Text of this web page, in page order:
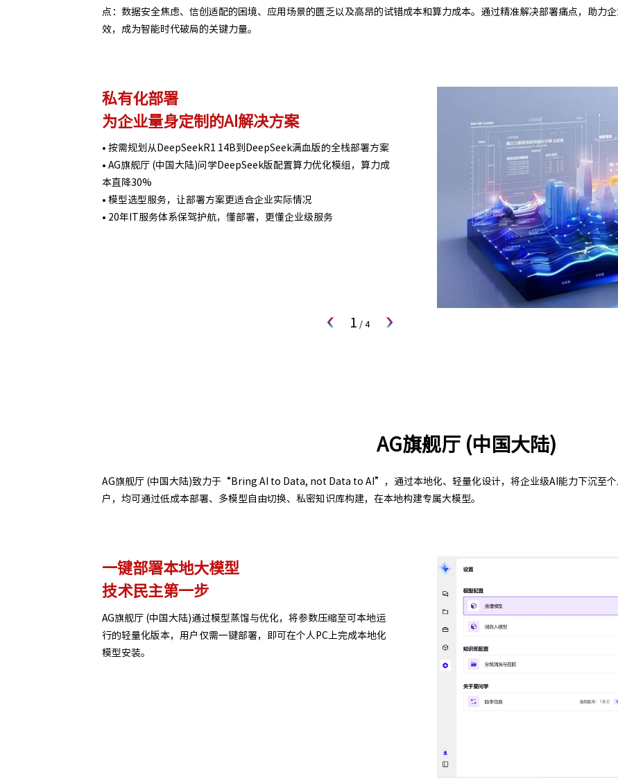
点：数据安全焦虑、信创适配的困境、应用场景的匮乏以及高昂的试错成本和算力成本。通过精准解决部署痛点，助力
效，成为智能时代破局的关键力量。
私有化部署
为企业量身定制的AI解决方案
• 按需规划从DeepSeekR1 14B到DeepSeek满血版的全栈部署方案
• AG旗舰厅 (中国大陆)问学DeepSeek版配置算力优化模组，算力成
本直降30%
• 模型选型服务，让部署方案更适合企业实际情况
• 20年IT服务体系保驾护航，懂部署，更懂企业级服务
1 /4
AG旗舰厅 (中国大陆)
AG旗舰厅 (中国大陆)致力于“Bring AI to Data, not Data to AI”，通过本地化、轻量化设计，将企业级AI能力下沉至个
户，均可通过低成本部署、多模型自由切换、私密知识库构建，在本地构建专属大模型。
一键部署本地大模型
技术民主第一步
AG旗舰厅 (中国大陆)通过模型蒸馏与优化，将参数压缩至可本地运
行的轻量化版本，用户仅需一键部署，即可在个人PC上完成本地化
模型安装。